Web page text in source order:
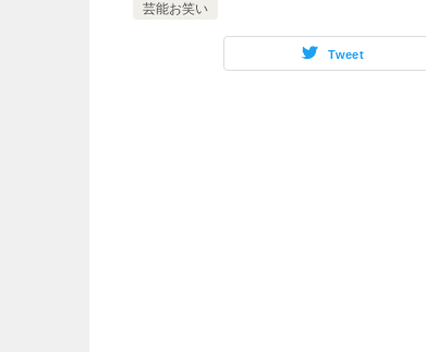
芸能お笑い
Tweet